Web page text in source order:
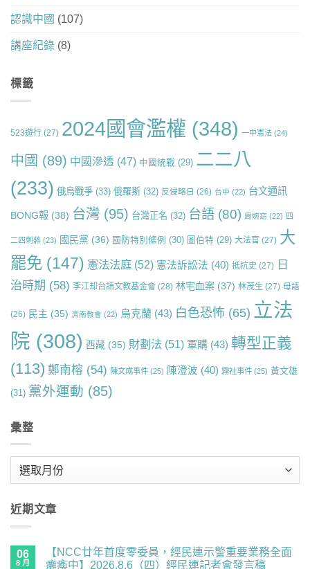
認識中國 (107)
講座紀錄 (8)
標籤
523遊行 (27) 2024國會濫權 (348) 一中憲法 (24)
中國 (89) 中國滲透 (47) 中國統戰 (29) 二二八
(233) 俄烏戰爭 (33) 俄羅斯 (32) 反侵略日 (26) 台中 (22) 台文通訊
BONG報 (38) 台灣 (95) 台灣正名 (32) 台語 (80) 周婉窈 (22) 四
二四刺蔣 (23) 國民黨 (36) 國防特別條例 (30) 圖伯特 (29) 大法官 (27) 大
罷免 (147) 憲法法庭 (52) 憲法訴訟法 (40) 抵抗史 (27) 日
治時期 (58) 李江却台語文教基金會 (28) 林宅血案 (37) 林茂生 (27) 母語
(26) 民主 (35) 濟南教會 (22) 烏克蘭 (43) 白色恐怖 (65) 立法
院 (308) 西藏 (35) 財劃法 (51) 軍購 (43) 轉型正義
(113) 鄭南榕 (54) 陳文成事件 (25) 陳澄波 (40) 霧社事件 (25) 黃文雄
(31) 黨外運動 (85)
彙整
近期文章
06
8 月
【NCC廿年首度零委員，經民連示警重要業務全面
癱瘓中】2026.8.6（四）經民連記者會發言稿